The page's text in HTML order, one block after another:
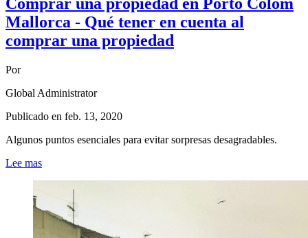
Comprar una propiedad en Porto Colom
Mallorca - Qué tener en cuenta al
comprar una propiedad
Por
Global Administrator
Publicado en feb. 13, 2020
Algunos puntos esenciales para evitar sorpresas desagradables.
Lee mas